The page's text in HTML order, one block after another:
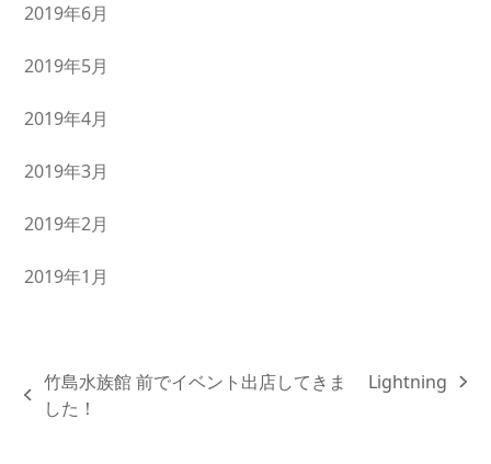
2019年6月
2019年5月
2019年4月
2019年3月
2019年2月
2019年1月
previous
竹島水族館 前でイベント出店してきま
した！
next
Lightning